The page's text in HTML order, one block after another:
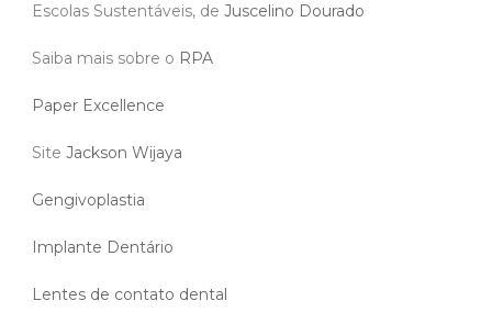
Escolas Sustentáveis, de Juscelino Dourado
Saiba mais sobre o RPA
Paper Excellence
Site Jackson Wijaya
Gengivoplastia
Implante Dentário
Lentes de contato dental